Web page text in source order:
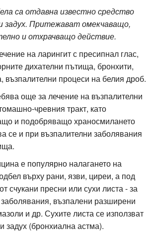
са отдавна известно средство
задух. Притежават омекчаващо,
и отхрачващо действие.
на ларингит с пресипнал глас,
дихателни пътища, бронхити,
възпалителни процеси на белия дроб.
още за лечение на възпалителни
чревния тракт, като
и подобряващо храносмилането
се и при възпалителни заболявания
е популярно налагането на
върху рани, язви, циреи, а под
счукани пресни или сухи листа - за
възпалени разширени
и др. Сухите листа се използват
задух (бронхиална астма).